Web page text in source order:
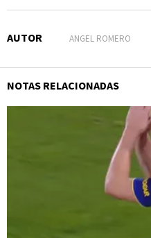
AUTOR ANGEL ROMERO
NOTAS RELACIONADAS